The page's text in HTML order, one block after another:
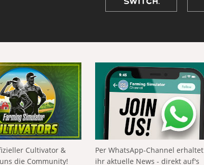
Cultivator &
die Community!
Per WhatsApp-Channel erhaltet
ihr aktuelle News - direkt auf's